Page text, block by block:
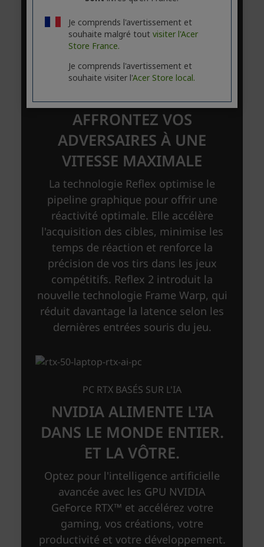
Je comprends l'avertissement et
souhaite malgré tout visiter l'Acer
Store France.
Je comprends l'avertissement et
souhaite visiter l'Acer Store local.